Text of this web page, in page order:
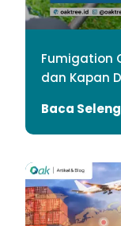
Fumigation
dan Kapan
Baca